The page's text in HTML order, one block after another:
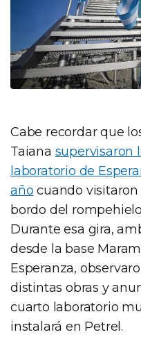
Cabe recordar que
Taiana supervisaron
laboratorio de
año cuando visitaron
bordo del
Durante esa gira,
desde la base
Esperanza,
distintas obras y
cuarto laboratorio
instalará en Petrel.